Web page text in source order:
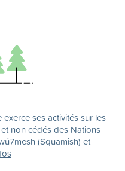
ses activités sur les
non cédés des Nations
(Squamish) et